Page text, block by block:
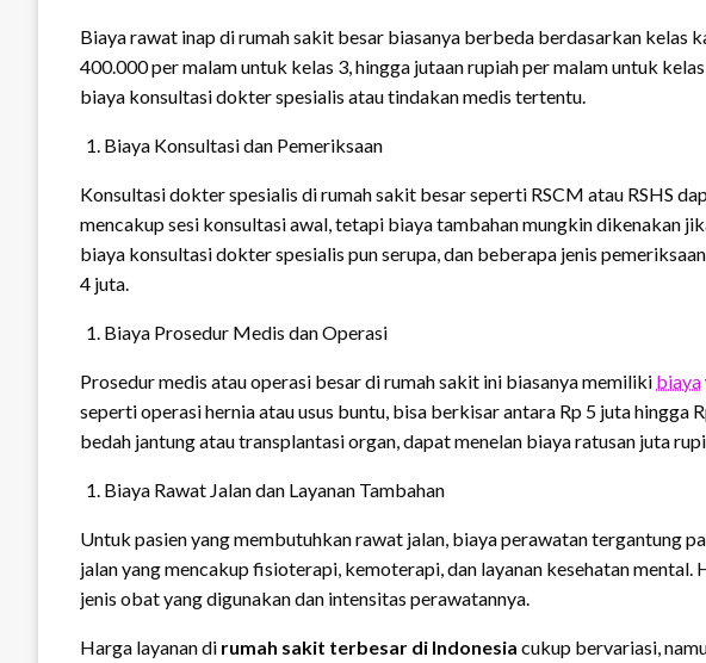
Biaya rawat inap di rumah sakit besar biasanya berbeda berdasarkan kelas
400.000 per malam untuk kelas 3, hingga jutaan rupiah per malam untuk
biaya konsultasi dokter spesialis atau tindakan medis tertentu.
Biaya Konsultasi dan Pemeriksaan
Konsultasi dokter spesialis di rumah sakit besar seperti RSCM atau RSHS
mencakup sesi konsultasi awal, tetapi biaya tambahan mungkin dikenakan
biaya konsultasi dokter spesialis pun serupa, dan beberapa jenis
4 juta.
Biaya Prosedur Medis dan Operasi
Prosedur medis atau operasi besar di rumah sakit ini biasanya memiliki biaya
seperti operasi hernia atau usus buntu, bisa berkisar antara Rp 5 juta
bedah jantung atau transplantasi organ, dapat menelan biaya ratusan juta
Biaya Rawat Jalan dan Layanan Tambahan
Untuk pasien yang membutuhkan rawat jalan, biaya perawatan tergantung
jalan yang mencakup fisioterapi, kemoterapi, dan layanan kesehatan
jenis obat yang digunakan dan intensitas perawatannya.
Harga layanan di rumah sakit terbesar di Indonesia cukup bervariasi,